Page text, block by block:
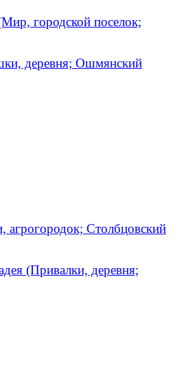
городской поселок;
деревня; Ошмянский
агрогородок; Столбцовский
(Привалки, деревня;